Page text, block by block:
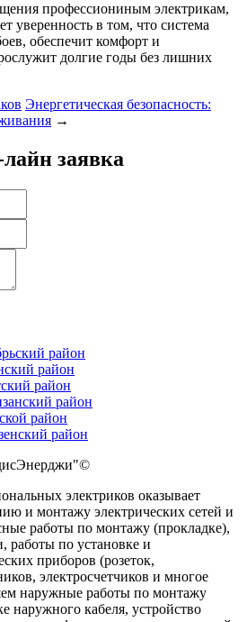
профессиониным электрикам,
уверенность в том, что система
обеспечит комфорт и
долгие годы без лишних
Энергетическая безопасность:
→
заявка
район
район
район
район
район
район
©
электриков оказывает
и монтажу электрических сетей и
работы по монтажу (прокладке),
работы по установке и
приборов (розеток,
электросчетчиков и многое
наружные работы по монтажу
наружного кабеля, устройство